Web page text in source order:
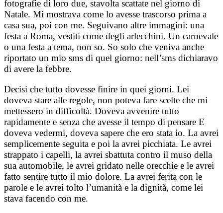
fotografie di loro due, stavolta scattate nel giorno di
Natale. Mi mostrava come lo avesse trascorso prima a
casa sua, poi con me. Seguivano altre immagini: una
festa a Roma, vestiti come degli arlecchini. Un carnevale
o una festa a tema, non so. So solo che veniva anche
riportato un mio sms di quel giorno: nell’sms dichiaravo
di avere la febbre.
Decisi che tutto dovesse finire in quei giorni. Lei
doveva stare alle regole, non poteva fare scelte che mi
mettessero in difficoltà. Doveva avvenire tutto
rapidamente e senza che avesse il tempo di pensare E
doveva vedermi, doveva sapere che ero stata io. La avrei
semplicemente seguita e poi la avrei picchiata. Le avrei
strappato i capelli, la avrei sbattuta contro il muso della
sua automobile, le avrei gridato nelle orecchie e le avrei
fatto sentire tutto il mio dolore. La avrei ferita con le
parole e le avrei tolto l’umanità e la dignità, come lei
stava facendo con me.